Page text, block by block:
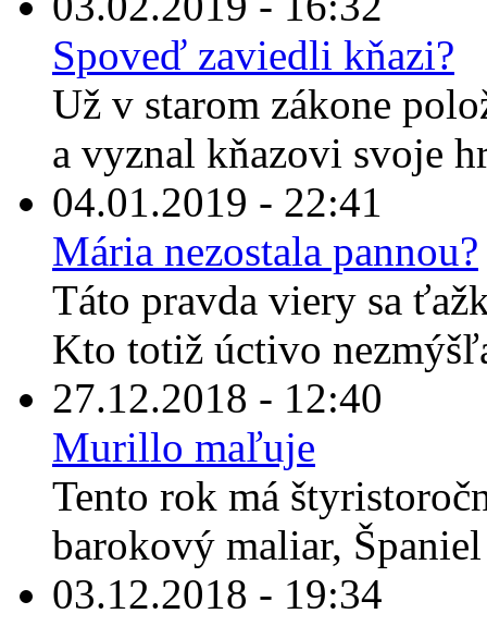
Spoveď zaviedli kňazi?
Už v starom zákone
a vyznal kňazovi svoje
04.01.2019 - 22:41
Mária nezostala pannou?
Táto pravda viery sa
Kto totiž úctivo
27.12.2018 - 12:40
Murillo maľuje
Tento rok má
barokový maliar,
03.12.2018 - 19:34